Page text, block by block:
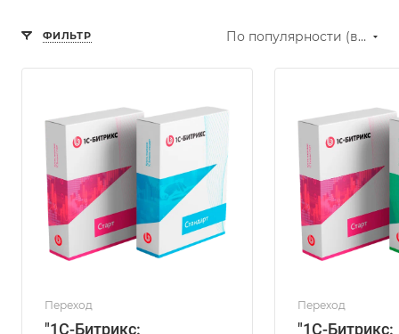
ФИЛЬТР По популярности (возрастание)
Переход
"1С-Битрикс:
Переход
"1С-Битрикс: